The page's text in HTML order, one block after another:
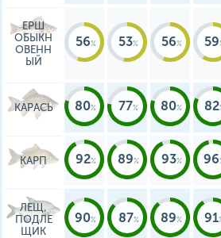
ЕРШ
ОБЫКН
ОВЕНН
ЫЙ
56 53 56 59
КАРАСЬ 80 77 80 82
КАРП 92 89 93 96
ЛЕЩ,
ПОДЛЕ
ЩИК
90 87 89 91